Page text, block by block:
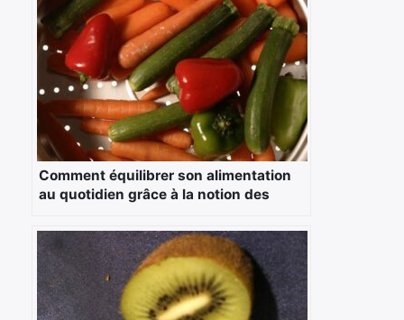
Comment équilibrer son alimentation
au quotidien grâce à la notion des
Rechercher
: